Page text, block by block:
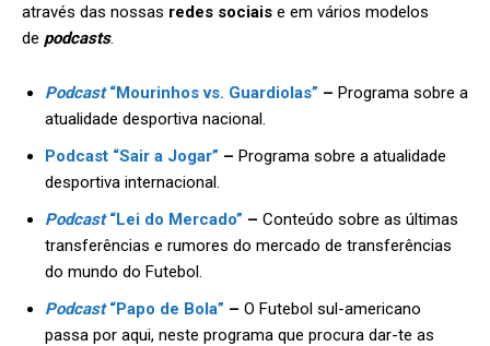
através das nossas redes sociais e em vários modelos
de podcasts.
Podcast“Mourinhos vs. Guardiolas” – Programa sobre a
atualidade desportiva nacional.
Podcast “Sair a Jogar” – Programa sobre a atualidade
desportiva internacional.
Podcast“Lei do Mercado” – Conteúdo sobre as últimas
transferências e rumores do mercado de transferências
do mundo do Futebol.
Podcast“Papo de Bola” – O Futebol sul-americano
passa por aqui, neste programa que procura dar-te as